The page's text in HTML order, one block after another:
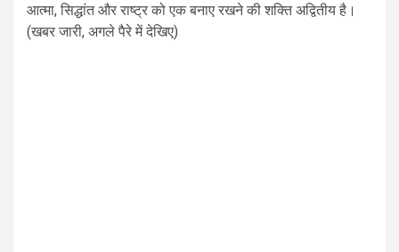
आत्मा, सिद्धांत और राष्ट्र को एक बनाए रखने की शक्ति अद्वितीय है।
(खबर जारी, अगले पैरे में देखिए)